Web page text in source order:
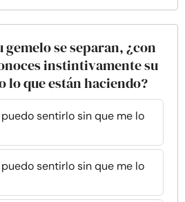
gemelo se separan, ¿con
instintivamente su
lo que están haciendo?
sentirlo sin que me lo
sentirlo sin que me lo